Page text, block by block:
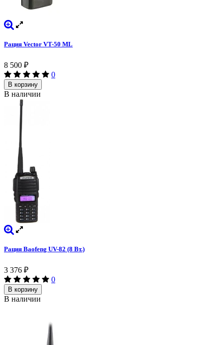
Рация Vector VT-50 ML
8 500 ₽
0
В корзину
В наличии
Рация Baofeng UV-82 (8 Вт.)
3 376 ₽
0
В корзину
В наличии